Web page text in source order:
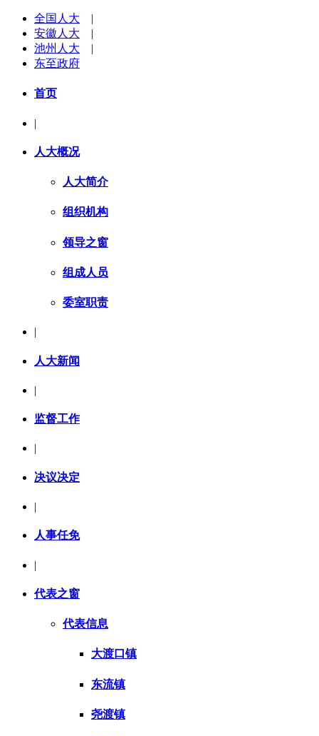
全国人大 |
安徽人大 |
池州人大 |
东至政府
首页
|
人大概况
人大简介
组织机构
领导之窗
组成人员
委室职责
|
人大新闻
|
监督工作
决议决定
|
人事任免
|
代表之窗
代表信息
大渡口镇
东流镇
尧渡镇